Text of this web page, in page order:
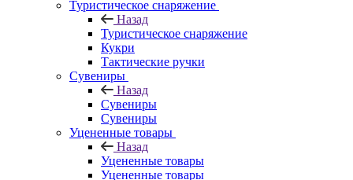
Туристическое снаряжение
Назад
Туристическое снаряжение
Кукри
Тактические ручки
Сувениры
Назад
Сувениры
Сувениры
Уцененные товары
Назад
Уцененные товары
Уцененные товары